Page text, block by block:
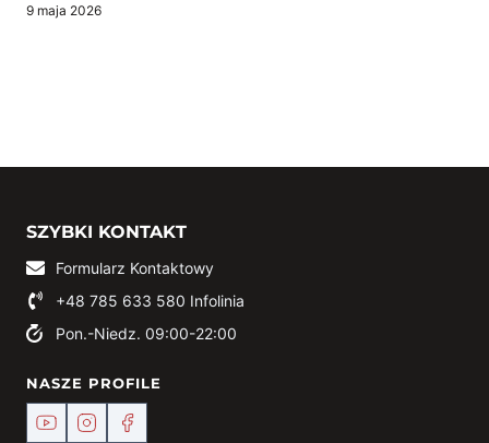
9 maja 2026
SZYBKI KONTAKT
Formularz Kontaktowy
+48 785 633 580 Infolinia
Pon.-Niedz. 09:00-22:00
NASZE PROFILE